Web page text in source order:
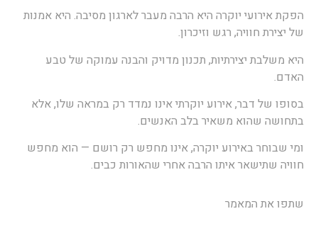
הפקת אירועי יוקרה היא הרבה מעבר לארגון מסיבה. היא אמנות
של יצירת חוויה, רגש וזיכרון.
היא משלבת יצירתיות, תכנון מדויק והבנה עמוקה של טבע
האדם.
בסופו של דבר, אירוע יוקרתי אינו נמדד רק במראה שלו, אלא
בתחושה שהוא משאיר בלב האנשים.
ומי שבוחר באירוע יוקרה, אינו מחפש רק רושם — הוא מחפש
חוויה שתישאר איתו הרבה אחרי שהאורות כבים.
שתפו את המאמר